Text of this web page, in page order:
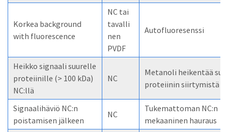
Korkea background
with fluorescence
NC tai
tavalli
nen
PVDF
Autofluoresenssi
Heikko signaali suurelle
proteiinille (> 100 kDa)
NC:llä
NC
Metanoli heikentää
proteiinin siirtymistä
Signaalihäviö NC:n
poistamisen jälkeen
NC
Tukemattoman NC:n
mekaaninen hauraus